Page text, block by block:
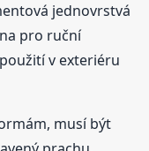
jednovrstvá
pro ruční
v exteriéru
musí být